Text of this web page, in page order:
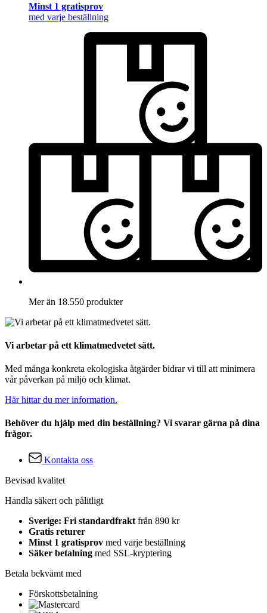
Minst 1 gratisprov
med varje beställning
Mer än 18.550 produkter
Vi arbetar på ett klimatmedvetet sätt.
Med många konkreta ekologiska åtgärder bidrar vi till att minimera
vår påverkan på miljö och klimat.
Här hittar du mer information.
Behöver du hjälp med din beställning? Vi svarar gärna på dina
frågor.
Kontakta oss
Bevisad kvalitet
Handla säkert och pålitligt
Sverige: Fri standardfrakt från 890 kr
Gratis returer
Minst 1 gratisprov med varje beställning
Säker betalning med SSL-kryptering
Betala bekvämt med
Förskottsbetalning